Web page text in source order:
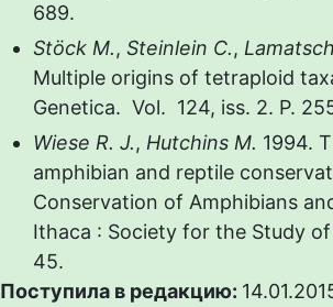
689.
Stöck M., Steinlein C.,
Multiple origins of tetraploid
Genetica. Vol. 124, iss. 2. P.
Wiese R. J., Hutchins M. 1994.
amphibian and reptile
Conservation of Amphibians
Ithaca : Society for the Study of
45.
Поступила в редакцию: